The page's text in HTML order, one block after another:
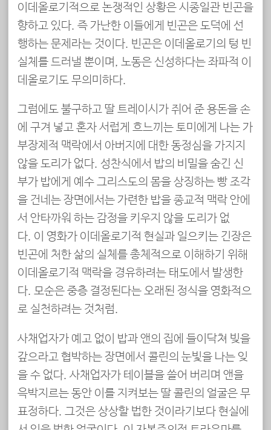
이데올로기적으로 논쟁적인 상황은 시종일관 빈곤을
향하고 있다. 즉 가난한 이들에게 빈곤은 도덕에 선
행하는 문제라는 것이다. 빈곤은 이데올로기의 텅 빈
실체를 드러낼 뿐이며, 노동은 신성하다는 좌파적 이
데올로기도 무의미하다.
그럼에도 불구하고 딸 트레이시가 쥐어 준 용돈을 손
에 구겨 넣고 혼자 서럽게 흐느끼는 토미에게 나는 가
부장제적 맥락에서 아버지에 대한 동정심을 가지지
않을 도리가 없다. 성찬식에서 밥의 비밀을 숨긴 신
부가 밥에게 예수 그리스도의 몸을 상징하는 빵 조각
을 건네는 장면에서는 가련한 밥을 종교적 맥락 안에
서 안타까워 하는 감정을 키우지 않을 도리가 없
다. 이 영화가 이데올로기적 현실과 일으키는 긴장은
빈곤에 처한 삶의 실체를 총체적으로 이해하기 위해
이데올로기적 맥락을 경유하려는 태도에서 발생한
다. 모순은 중층 결정된다는 오래된 정식을 영화적으
로 실천하려는 것처럼.
사채업자가 예고 없이 밥과 앤의 집에 들이닥쳐 빚을
갚으라고 협박하는 장면에서 콜린의 눈빛을 나는 잊
을 수 없다. 사채업자가 테이블을 쓸어 버리며 앤을
윽박지르는 동안 이를 지켜보는 딸 콜린의 얼굴은 무
표정하다. 그것은 상상할 법한 것이라기보다 현실에